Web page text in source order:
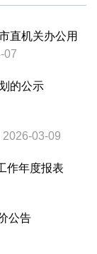
直机关办公用
07
的公示
2026-03-09
作年度报表
公告